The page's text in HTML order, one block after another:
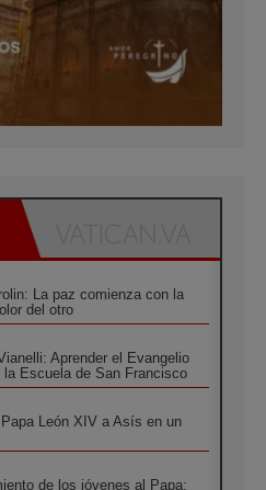
La paz comienza con la
del otro
Aprender el Evangelio
la Escuela de San Francisco
Papa León XIV a Asís en un
de los jóvenes al Papa: